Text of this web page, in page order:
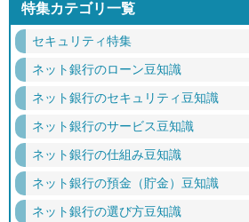
特集カテゴリ一覧
セキュリティ特集
ネット銀行のローン豆知識
ネット銀行のセキュリティ豆知識
ネット銀行のサービス豆知識
ネット銀行の仕組み豆知識
ネット銀行の預金（貯金）豆知識
ネット銀行の選び方豆知識